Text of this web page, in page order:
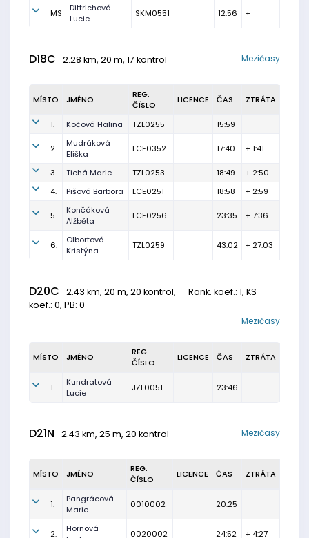
MS
Dittrichová
Lucie
SKM0551 12:56 +
D18C 2.28 km, 20 m, 17 kontrol Mezičasy
MÍSTO JMÉNO
REG.
ČÍSLO
LICENCE ČAS ZTRÁTA
1. Kočová Halina TZL0255 15:59
2.
Mudráková
Eliška
LCE0352 17:40 + 1:41
3. Tichá Marie TZL0253 18:49
+ 2:50
4.
Pišová Barbora LCE0251 18:58 + 2:59
5.
Končáková
Alžběta
LCE0256 23:35 + 7:36
6.
Olbortová
Kristýna
TZL0259 43:02 + 27:03
D20C 2.43 km, 20 m, 20 kontrol, Rank. koef.: 1, KS
koef.: 0, PB: 0
Mezičasy
MÍSTO JMÉNO
REG.
ČÍSLO
LICENCE ČAS ZTRÁTA
1.
Kundratová
Lucie
JZL0051 23:46
D21N 2.43 km, 25 m, 20 kontrol Mezičasy
MÍSTO JMÉNO
REG.
ČÍSLO
LICENCE ČAS ZTRÁTA
1.
Pangrácová
Marie
0010002 20:25
2.
Hornová
0020002 24:52 + 4:27